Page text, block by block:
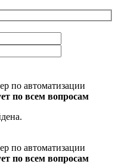
по автоматизации
по всем вопросам
по автоматизации
по всем вопросам